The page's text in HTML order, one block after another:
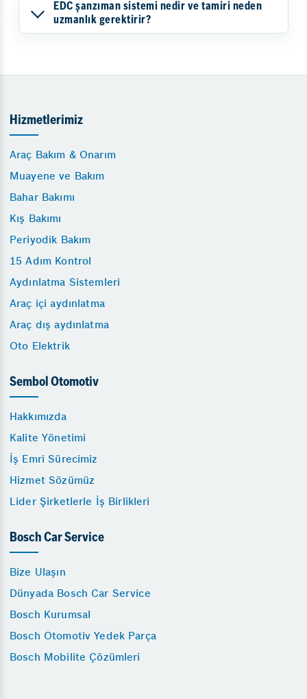
EDC şanzıman sistemi nedir ve tamiri neden
uzmanlık gerektirir?
Hizmetlerimiz
Araç Bakım & Onarım
Muayene ve Bakım
Bahar Bakımı
Kış Bakımı
Periyodik Bakım
15 Adım Kontrol
Aydınlatma Sistemleri
Araç içi aydınlatma
Araç dış aydınlatma
Oto Elektrik
Sembol Otomotiv
Hakkımızda
Kalite Yönetimi
İş Emri Sürecimiz
Hizmet Sözümüz
Lider Şirketlerle İş Birlikleri
Bosch Car Service
Bize Ulaşın
Dünyada Bosch Car Service
Bosch Kurumsal
Bosch Otomotiv Yedek Parça
Bosch Mobilite Çözümleri